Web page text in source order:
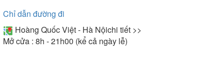
Chỉ dẫn đường đi
Hoàng Quốc Việt - Hà Nộichi tiết >>
Mở cửa : 8h - 21h00 (kể cả ngày lễ)